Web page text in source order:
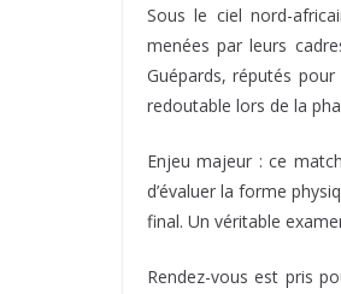
Sous le ciel nord-
menées par leurs
Guépards, réputés
redoutable lors de la
Enjeu majeur : ce
d’évaluer la forme
final. Un véritable
Rendez-vous est pris